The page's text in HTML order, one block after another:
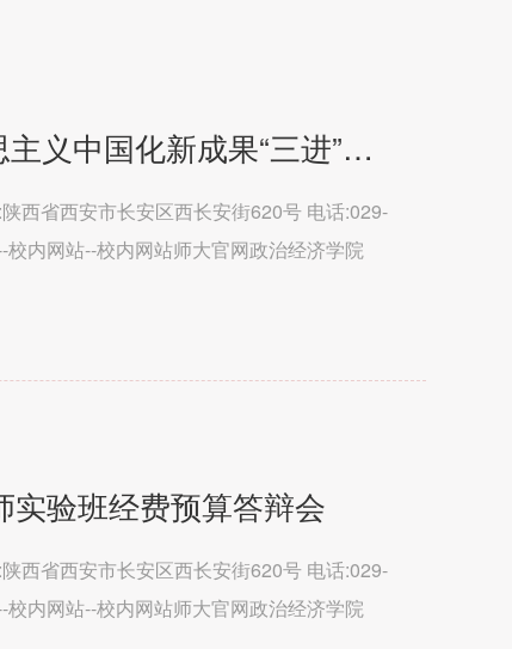
掌握教材教法，推进马克思主义中国化新成果“三进”：我校组织思政课新教材使用培训
西省西安市长安区西长安街620号 电话:029-
内网站--校内网站师大官网政治经济学院
实验班经费预算答辩会
西省西安市长安区西长安街620号 电话:029-
内网站--校内网站师大官网政治经济学院